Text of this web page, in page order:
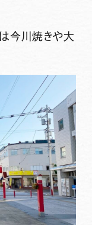
は今川焼きや大